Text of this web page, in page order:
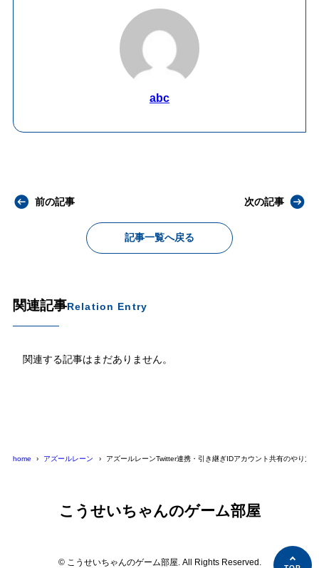
abc
前の記事
記事一覧へ戻る
次の記事
関連記事Relation Entry
関連する記事はまだありません。
home アズールレーン アズールレーンTwitter連携・引き継ぎIDアカウント共有のやり方
こうせいちゃんのゲーム部屋
© こうせいちゃんのゲーム部屋. All Rights Reserved.